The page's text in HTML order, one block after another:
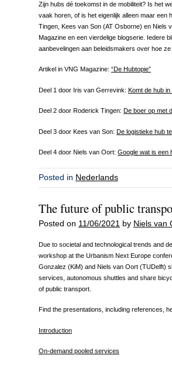
Zijn hubs dé toekomst in de mobiliteit? Is het
vaak horen, of is het eigenlijk alleen maar
Tingen, Kees van Son (AT Osborne) en Niels
Magazine en een vierdelige blogserie. Iedere
aanbevelingen aan beleidsmakers over hoe
Artikel in VNG Magazine: “De Hubtopie”
Deel 1 door Iris van Gerrevink: Komt de hub
Deel 2 door Roderick Tingen: De boer op met
Deel 3 door Kees van Son: De logistieke hub
Deel 4 door Niels van Oort: Google wat is een
Posted in Nederlands
The future of public
Posted on 11/06/2021 by Niels van
Due to societal and technological trends and
workshop at the Urbanism Next Europe
Gonzalez (KiM) and Niels van Oort (TUDelft)
services, autonomous shuttles and share
of public transport.
Find the presentations, including references,
Introduction
On-demand pooled services